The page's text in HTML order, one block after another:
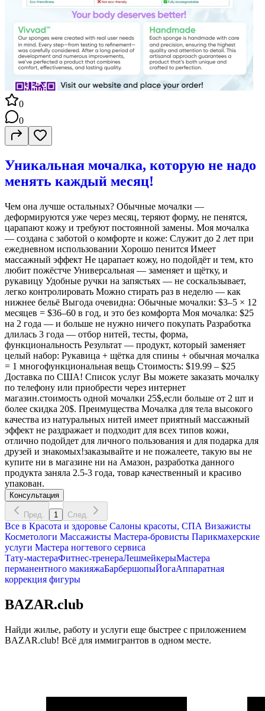
0
0
Уникальная мочалка, которую не надо
менять каждый месяц!
Чем она лучше остальных? Обычные мочалки —
деформируются уже через месяц, теряют форму, не пенятся,
царапают кожу и требуют постоянной замены. Моя мочалка
— создана с заботой о комфорте и коже: Служит до 2 лет при
ежедневном использовании Хорошо пенится Имеет
массажный эффект Не царапает кожу, но подойдёт и тем, кто
любит пожёстче Универсальная — заменяет и щётку, и
рукавицу Удобные ручки на запястьях — не соскальзывает,
легко контролировать Можно стирать раз в неделю — как
нижнее бельё Выгода очевидна: Обычные мочалки: $3–5 × 12
месяцев = $36–60 в год, и это без комфорта Моя мочалка: $25
на 2 года — и больше не нужно ничего покупать Разработка
длилась 3 года — отбор нитей, тесты, форма,
функциональность Результат — продукт, который заменяет
целый набор: Рукавица + щётка для спины + обычная мочалка
= 1 многофункциональная вещь Стоимость: $19.99 – $25
Доставка по США! Список услуг Вы можете заказать мочалку
по телефону или приобрести через интернет
магазин.стоимость одной мочалки 25$,если больше от 2 шт и
более скидка 20$. Преимущества Мочалка для тела высокого
качества из натуральных нитей имеет приятный массажный
эффект не раздражает и подходит для всех типов кожи,
отлично подойдет для личного пользования и для подарка для
друзей и знакомых!заказывайте и не пожалеете, такую вы не
купите ни в магазине ни на Амазон, разработка данного
продукта заняла 2.5-3 года, товар качественный и красиво
упакован.
Консультация
Пред. 1 След.
Все в Красота и здоровье Салоны красоты, СПА Визажисты
Косметологи Массажисты Мастера-бровисты Парикмахерские
услуги Мастера ногтевого сервиса
Тату-мастераФитнес-тренераЛешмейкерыМастера
перманентного макияжаБарбершопыЙогаАппаратная
коррекция фигуры
BAZAR.club
Найди жилье, работу и услуги еще быстрее с приложением
BAZAR.club! Всё для иммигрантов в одном месте.